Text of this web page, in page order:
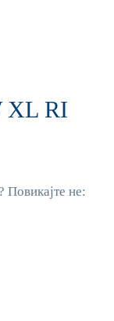
XL RI
Повикајте не: